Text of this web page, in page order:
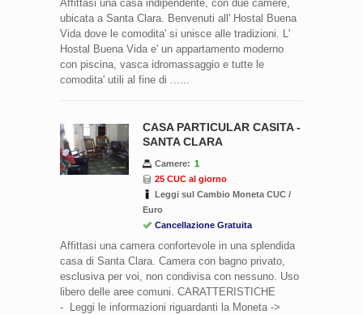
Affittasi una casa indipendente, con due camere,
ubicata a Santa Clara. Benvenuti all' Hostal Buena
Vida dove le comodita' si unisce alle tradizioni. L'
Hostal Buena Vida e' un appartamento moderno
con piscina, vasca idromassaggio e tutte le
comodita' utili al fine di ......
CASA PARTICULAR CASITA -
SANTA CLARA
Camere: 1
25 CUC al giorno
Leggi sul Cambio Moneta CUC /
Euro
Cancellazione Gratuita
Affittasi una camera confortevole in una splendida
casa di Santa Clara. Camera con bagno privato,
esclusiva per voi, non condivisa con nessuno. Uso
libero delle aree comuni. CARATTERISTICHE
- Leggi le informazioni riguardanti la Moneta ->